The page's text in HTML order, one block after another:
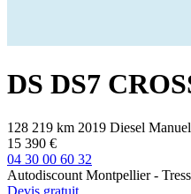
DS DS7
128 219 km 2019 Diesel
15 390 €
04 30 00 60 32
Autodiscount Montpellier -
Devis gratuit